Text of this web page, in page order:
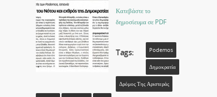
Κατεβάστε το
δημοσίευμα σε PDF
Tags: Podemos
Δημοκρατία
Δρόμος Της Αριστεράς